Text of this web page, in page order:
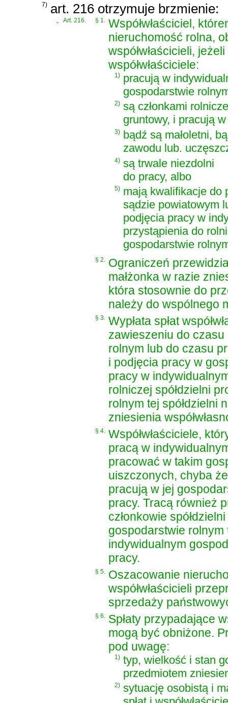
7) art. 216 otrzymuje brzmienie:
Art. 216. § 1.
Współwłaściciel,
nieruchomość rolna,
współwłaścicieli,
współwłaściciele:
1) pracują w
gospodarstwie
2) są członkami
gruntowy, i pracują
3) bądź są małoletni,
zawodu lub.
4) są trwale niezdolni
do pracy, albo
5) mają kwalifikacje do
sądzie powiatowym
podjęcia pracy w
przystąpienia do
gospodarstwie
§ 2.
Ograniczeń
małżonka w razie
która stosownie do
należy do wspólnego
§ 3.
Wypłata spłat
zawieszeniu do
rolnym lub do czasu
i podjęcia pracy w
pracy w
rolniczej spółdzielni
rolnym tej spółdzielni
zniesienia
§ 4.
Współwłaściciele,
pracą w
pracować w takim
uiszczonych, chyba
pracują w jej
pracy. Tracą również
członkowie
gospodarstwie rolnym
indywidualnym
pracy.
§ 5.
Oszacowanie
współwłaścicieli
sprzedaży
§ 6.
Spłaty przypadające
mogą być obniżone.
pod uwagę:
1) typ, wielkość i stan
przedmiotem
2) sytuację osobistą i